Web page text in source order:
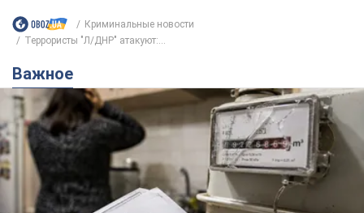
Криминальные новости
Террористы "Л/ДНР" атакуют:...
Важное